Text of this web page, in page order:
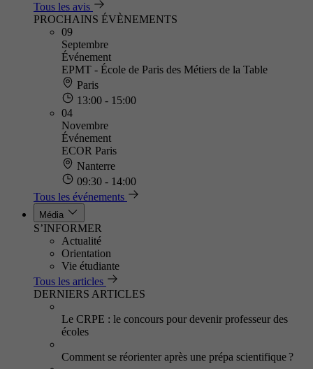
Tous les avis
PROCHAINS ÉVÈNEMENTS
09
Septembre
Événement
EPMT - École de Paris des Métiers de la Table
Paris
13:00 - 15:00
04
Novembre
Événement
ECOR Paris
Nanterre
09:30 - 14:00
Tous les événements
Média
S’INFORMER
Actualité
Orientation
Vie étudiante
Tous les articles
DERNIERS ARTICLES
Le CRPE : le concours pour devenir professeur des
écoles
Comment se réorienter après une prépa scientifique ?